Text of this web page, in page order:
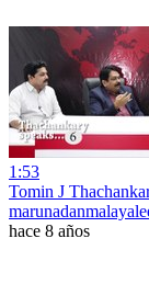
1:53
Tomin J
hace 8 años